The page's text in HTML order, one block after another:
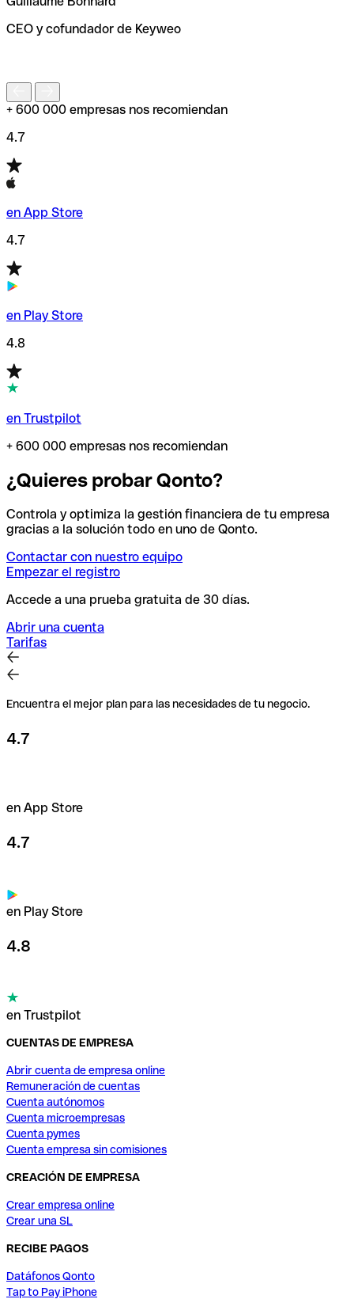
de enviar tu transferencia.
CEO y cofundador de Keyweo
+ 600 000 empresas nos recomiendan
4.7
en App Store
4.7
en Play Store
4.8
en Trustpilot
+ 600 000 empresas nos recomiendan
¿Quieres probar Qonto?
Controla y optimiza la gestión financiera de tu empresa
gracias a la solución todo en uno de Qonto.
Contactar con nuestro equipo
Empezar el registro
Accede a una prueba gratuita de 30 días.
Abrir una cuenta
Tarifas
Encuentra el mejor plan para las necesidades de tu negocio.
4.7
en App Store
4.7
en Play Store
4.8
en Trustpilot
CUENTAS DE EMPRESA
Abrir cuenta de empresa online
Remuneración de cuentas
Cuenta autónomos
Cuenta microempresas
Cuenta pymes
Cuenta empresa sin comisiones
CREACIÓN DE EMPRESA
Crear empresa online
Crear una SL
RECIBE PAGOS
Datáfonos Qonto
Tap to Pay iPhone